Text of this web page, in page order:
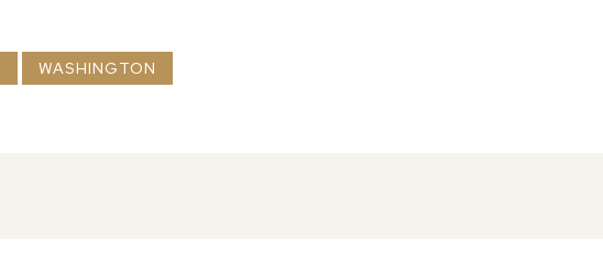
WASHINGTON